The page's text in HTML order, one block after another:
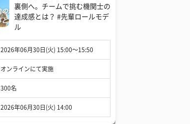
裏側へ。チームで挑む機関士の
達成感とは？ #先輩ロールモデ
ル
2026年06月30日(火) 15:00〜15:50
オンラインにて実施
300名
2026年06月30日(火) 14:00